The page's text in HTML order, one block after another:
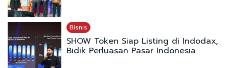
Bisnis
SHOW Token Siap Listing di Indodax,
Bidik Perluasan Pasar Indonesia